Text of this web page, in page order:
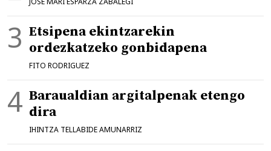
Etsipena ekintzarekin
ordezkatzeko gonbidapena
FITO RODRIGUEZ
Baraualdian argitalpenak etengo
dira
IHINTZA TELLABIDE AMUNARRIZ